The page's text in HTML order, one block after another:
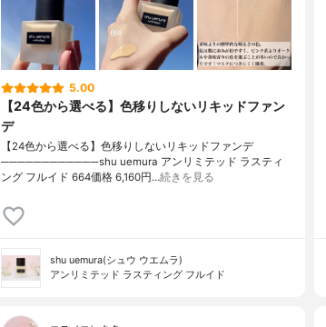
5.00
【24色から選べる】色移りしないリキッドファン
デ
【24色から選べる】色移りしないリキッドファンデ
────────────shu uemura アンリミテッド ラスティ
ング フルイド 664価格 6,160円…続きを見る
shu uemura(シュウ ウエムラ)
アンリミテッド ラスティング フルイド